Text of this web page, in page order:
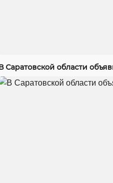
Саратовской области